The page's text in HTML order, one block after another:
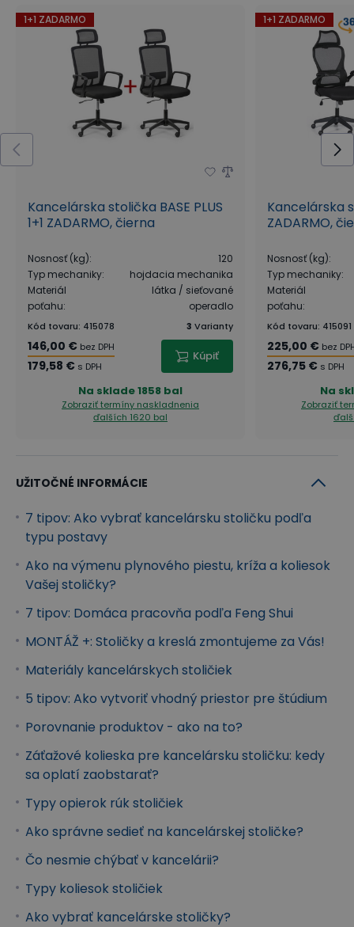
Použité kolieska sú vhodné pre tvrdé podlahy, ako
sú plávajúce podlahy, parkety, betón, dlažba a pod.
Kolieska pre tvrdé podlahy sa tiež označujú ako
„mäkké“, pretože sú potiahnuté mäkčenou
vrstvou, ktoránezanecháva nechcené stopy
na
podlahe. V prípade potreby je možné k stoličke
dokúpiť aj kolieska na mäkké podlahy, ktoré nájdete
Príjemná opora hlavy aj krčnej chrbtice
podpery nahor alebo nadol, podľa vašej
príjemná opora hlavy, krku a krčnej chrbtice, najmä
relaxácie. Minimalizuje nepriaznivé účinky
a tuhnutiu krku. Zaisťuje správne držanie tela a
zvyšuje aj ergonómiu vášho pracovného miesta.
Zaistíte si tak ešte vyšší komfort pri práci aj počas
momentov relaxácie.
Bedrová opierka s nastavením výšky a hĺbky
1+1 ZADARMO
Kancelárska stolička BASE PLUS
1+1 ZADARMO, čierna
Nosnosť (kg):
120
Typ mechaniky:
hojdacia mechanika
Materiál
poťahu:
látka / sieťované
operadlo
Kód tovaru: 415078 3 Varianty
146,00 € bez DPH
179,58 € s DPH
Kúpiť
Na sklade1858 bal
Zobraziť termíny naskladnenia
ďalších 1620 bal
1+1 ZADARMO
Kancelárska
ZADARMO,
Nosnosť (kg):
Typ mechaniky:
Materiál
poťahu:
Kód tovaru: 415091
225,00 € bez
276,75 € s DPH
Na
Zobraziť
UŽITOČNÉ INFORMÁCIE
7 tipov: Ako vybrať kancelársku stoličku podľa
typu postavy
Ako na výmenu plynového piestu, kríža a koliesok
Vašej stoličky?
7 tipov: Domáca pracovňa podľa Feng Shui
MONTÁŽ +: Stoličky a kreslá zmontujeme za Vás!
Materiály kancelárskych stoličiek
5 tipov: Ako vytvoriť vhodný priestor pre štúdium
Porovnanie produktov - ako na to?
Záťažové kolieska pre kancelársku stoličku: kedy
sa oplatí zaobstarať?
Typy opierok rúk stoličiek
Ako správne sedieť na kancelárskej stoličke?
Čo nesmie chýbať v kancelárii?
Typy koliesok stoličiek
Ako vybrať kancelárske stoličky?